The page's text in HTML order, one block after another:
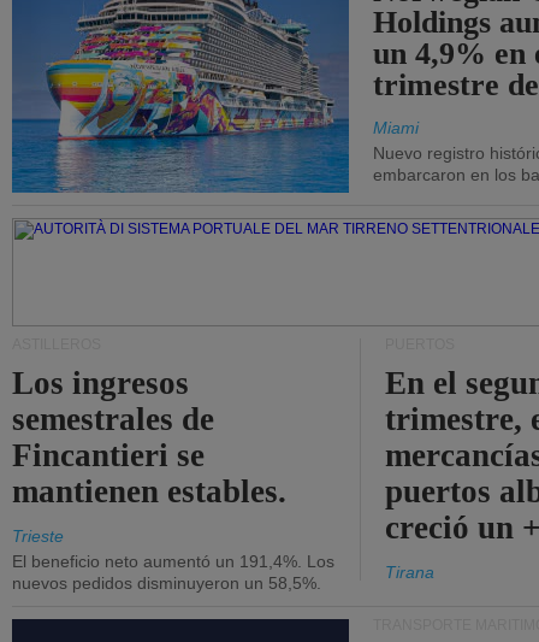
Holdings
un 4,9% en
trimestre
Miami
Nuevo registro
embarcaron en los
Los ingresos
semestrales de
Fincantieri se
mantienen estables.
Trieste
El beneficio neto aumentó un 191,4%. Los
nuevos pedidos disminuyeron un 58,5%.
En el
trimestre,
puertos
creció un
Tirana